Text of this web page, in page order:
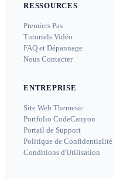
RESSOURCES
Premiers Pas
Tutoriels Vidéo
FAQ et Dépannage
Nous Contacter
ENTREPRISE
Site Web Themesic
Portfolio CodeCanyon
Portail de Support
Politique de Confidentialité
Conditions d'Utilisation